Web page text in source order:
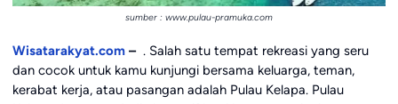
sumber : www.pulau-pramuka.com
Wisatarakyat.com– . Salah satu tempat rekreasi yang seru
dan cocok untuk kamu kunjungi bersama keluarga, teman,
kerabat kerja, atau pasangan adalah Pulau Kelapa. Pulau